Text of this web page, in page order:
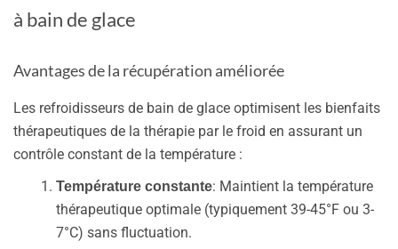
à bain de glace
Avantages de la récupération améliorée
Les refroidisseurs de bain de glace optimisent les bienfaits
thérapeutiques de la thérapie par le froid en assurant un
contrôle constant de la température :
Température constante: Maintient la température
thérapeutique optimale (typiquement 39-45°F ou 3-
7°C) sans fluctuation.